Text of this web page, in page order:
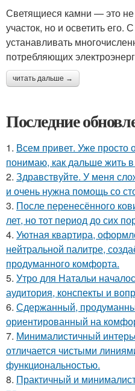
Светящиеся камни — это не
участок, но и осветить его.
устанавливать
потребляющих
читать дальше →
Последние
1. Всем привет. Уже просто
понимаю, как дальше жить в
2. Здравствуйте. У меня
и очень нужна помощь со
3. После перенесённого
лет, но тот период до сих
4. Уютная квартира,
нейтральной палитре,
продуманного комфорта.
5. Утро для Натальи
аудитория, конспекты и
6. Сдержанный,
ориентированный на
7. Минималистичный
отличается чистыми
функциональностью.
8. Практичный и